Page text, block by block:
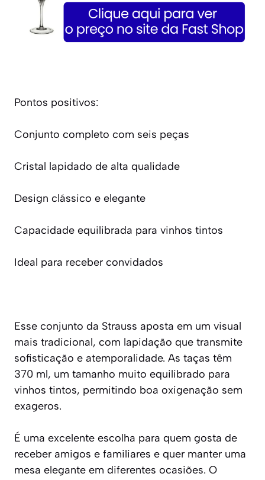
Pontos positivos:
Conjunto completo com seis peças
Cristal lapidado de alta qualidade
Design clássico e elegante
Capacidade equilibrada para vinhos tintos
Ideal para receber convidados
Esse conjunto da Strauss aposta em um visual
mais tradicional, com lapidação que transmite
sofisticação e atemporalidade. As taças têm
370 ml, um tamanho muito equilibrado para
vinhos tintos, permitindo boa oxigenação sem
exageros.
É uma excelente escolha para quem gosta de
receber amigos e familiares e quer manter uma
mesa elegante em diferentes ocasiões. O